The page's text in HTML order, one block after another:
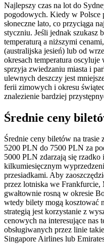
Najlepszy czas na lot do
pogodowych. Kiedy w Polsce
słoneczne lato, co przyciąga
styczniu. Jeśli jednak szukasz
temperaturą a niższymi
(australijska jesień) lub od
okresach temperatura
sprzyja zwiedzaniu miasta i
ulewnych deszczy jest
ferii zimowych i okresu
znalezienie bardziej
Średnie ceny
Średnie ceny biletów na trasie
5200 PLN do 7500 PLN za
5000 PLN zdarzają się
kilkumiesięcznym
przesiadkami. Aby
przez lotniska we
gwałtownie rosną w okresie
wtedy bilety mogą kosztować
strategią jest korzystanie z
cenowych na interesujące nas
obsługiwanych przez linie
Singapore Airlines lub